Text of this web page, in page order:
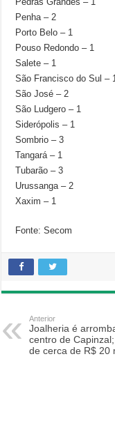
Penha – 2
Porto Belo – 1
Pouso Redondo – 1
Salete – 1
São Francisco do Sul –
São José – 2
São Ludgero – 1
Siderópolis – 1
Sombrio – 3
Tangará – 1
Tubarão – 3
Urussanga – 2
Xaxim – 1
Fonte: Secom
Anterior
Joalheria é
centro de
de cerca de R$ 20